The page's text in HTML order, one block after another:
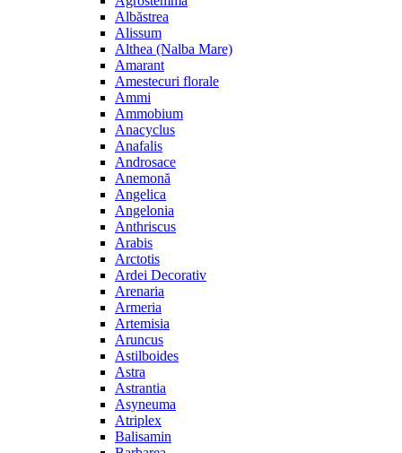
Albăstrea
Alissum
Althea (Nalba Mare)
Amarant
Amestecuri florale
Ammi
Ammobium
Anacyclus
Anafalis
Androsace
Anemonă
Angelica
Angelonia
Anthriscus
Arabis
Arctotis
Ardei Decorativ
Arenaria
Armeria
Artemisia
Aruncus
Astilboides
Astra
Astrantia
Asyneuma
Atriplex
Balisamin